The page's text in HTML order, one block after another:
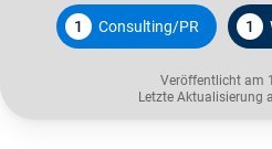
1 Consulting/PR 1
Veröffentlicht am
Letzte Aktualisierung